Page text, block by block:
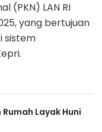
(PKN) LAN RI
yang bertujuan
sistem
Layak Huni